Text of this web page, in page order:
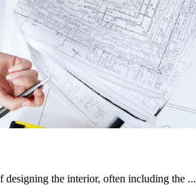
designing the interior, often including the ...